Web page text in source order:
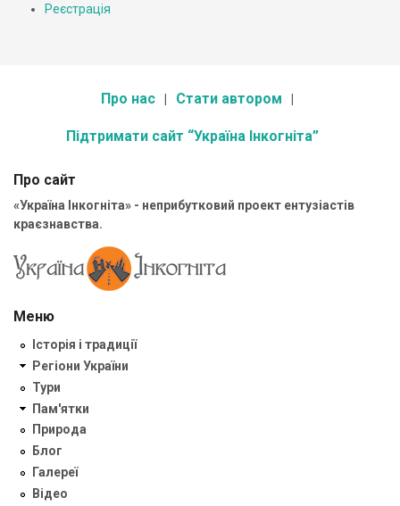
Реєстрація
Про нас Стати автором
Підтримати сайт “Україна Інкогніта”
Про сайт
«Україна Інкогніта» - неприбутковий проект ентузіастів
краєзнавства.
Меню
Історія і традиції
Регіони України
Тури
Пам'ятки
Природа
Блог
Галереї
Відео